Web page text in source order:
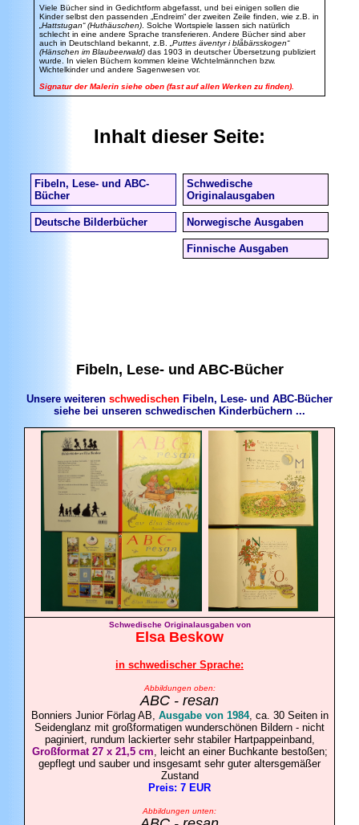
Viele Bücher sind in Gedichtform abgefasst, und bei einigen sollen die
Kinder selbst den passenden „Endreim“ der zweiten Zeile finden, wie z.B. in
„Hattstugan“ (Huthäuschen) . Solche Wortspiele lassen sich natürlich
schlecht in eine andere Sprache transferieren. Andere Bücher sind aber
auch in Deutschland bekannt, z.B.
„Puttes äventyr i blåbärsskogen“
(Hänschen im Blaubeerwald) das 1903 in deutscher Übersetzung publiziert
wurde. In vielen Büchern kommen kleine Wichtelmännchen bzw.
Wichtelkinder und andere Sagenwesen vor.
Signatur der Malerin siehe oben (fast auf allen Werken zu finden).
Inhalt dieser Seite:
Fibeln, Lese- und ABC-
Bücher
Schwedische
Originalausgaben
Deutsche Bilderbücher Norwegische Ausgaben
Finnische Ausgaben
Fibeln, Lese- und ABC-Bücher
Unsere weiteren schwedischen Fibeln, Lese- und ABC-Bücher
siehe bei unseren schwedischen Kinderbüchern ...
Schwedische Originalausgaben von
Elsa Beskow
in schwedischer Sprache:
Abbildungen oben:
ABC - resan
Bonniers Junior Förlag AB, Ausgabe von 1984, ca. 30 Seiten in
Seidenglanz mit großformatigen wunderschönen Bildern - nicht
paginiert, rundum lackierter sehr stabiler Hartpappeinband,
Großformat 27 x 21,5 cm, leicht an einer Buchkante bestoßen;
gepflegt und sauber und insgesamt sehr guter altersgemäßer
Zustand
Preis: 7 EUR
Abbildungen unten: